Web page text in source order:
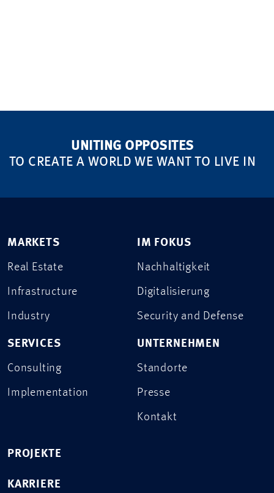
UNITING OPPOSITES
TO CREATE A WORLD WE WANT TO LIVE IN
MARKETS
Real Estate
Infrastructure
Industry
SERVICES
Consulting
Implementation
IM FOKUS
Nachhaltigkeit
Digitalisierung
Security and Defense
UNTERNEHMEN
Standorte
Presse
Kontakt
PROJEKTE
KARRIERE